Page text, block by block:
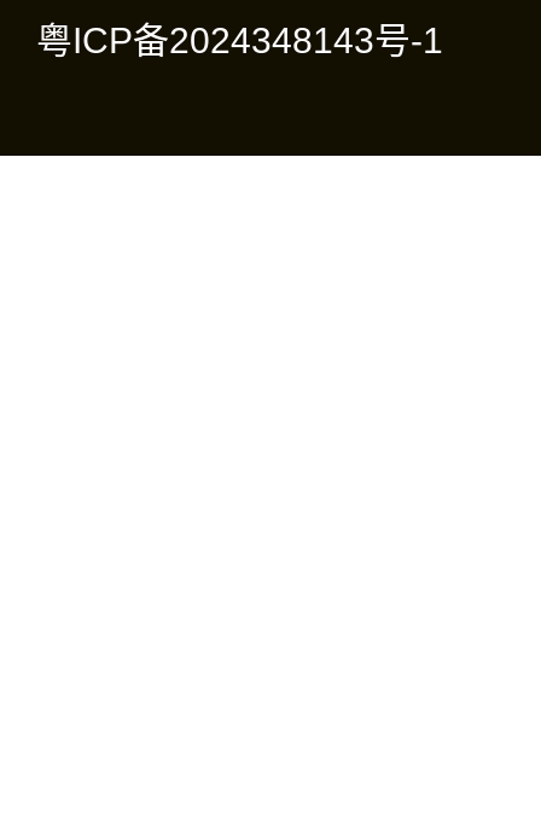
粤ICP备2024348143号-1